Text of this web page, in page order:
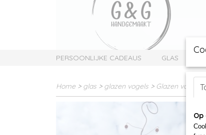
PERSOONLIJKE CADEAUS GLAS
Home > glas > glazen vogels > Glazen vogel